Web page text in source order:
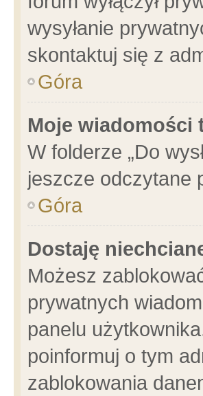
wysyłanie
skontaktuj się z
Góra
Moje wiadomości
W folderze „Do
jeszcze odczytane
Góra
Dostaję
Możesz
prywatnych
panelu
poinformuj o tym
zablokowania